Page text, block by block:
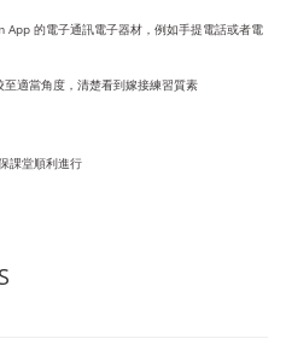
的電子通訊電子器材，例如手提電話或者電
適當角度，清楚看到嫁接練習質素
課堂順利進行